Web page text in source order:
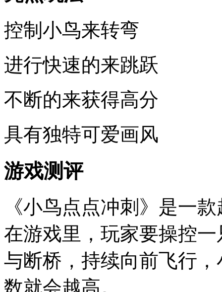
控制小鸟来转弯
进行快速的来跳跃
不断的来获得高分
具有独特可爱画风
游戏测评
《小鸟点点冲刺》是一
在游戏里，玩家要操控
与断桥，持续向前飞行
数就会越高。